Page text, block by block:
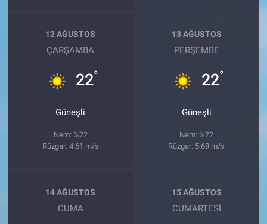
12 AĞUSTOS
ÇARŞAMBA
22°
Güneşli
Nem: %72
Rüzgar: 4.61 m/s
13 AĞUSTOS
PERŞEMBE
22°
Güneşli
Nem: %72
Rüzgar: 5.69 m/s
14 AĞUSTOS
CUMA
15 AĞUSTOS
CUMARTESI